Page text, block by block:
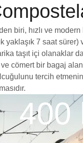
hızlı ve
yaklaşık 7 saat
taşıt içi
cömert bir bagaj
tercih
400